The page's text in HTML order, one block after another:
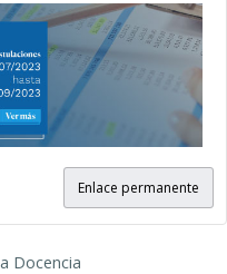
Enlace permanente
Docencia